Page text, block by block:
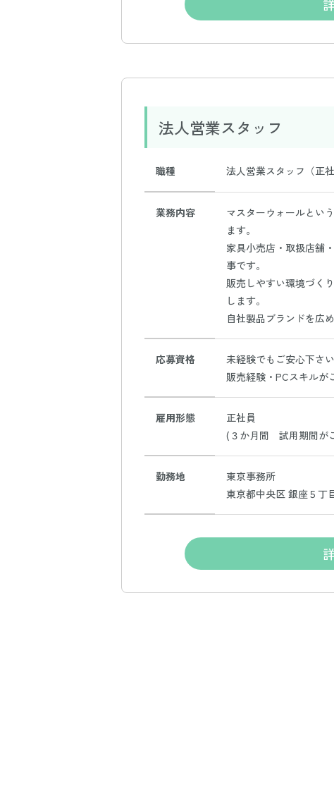
法人営業スタッフ
職種 法人営業スタッフ（正社
業務内容
マスターウォールとい
ます。
家具小売店・取扱店舗
事です。
販売しやすい環境づく
します。
自社製品ブランドを広
応募資格
未経験でもご安心下さい
販売経験・PCスキルが
雇用形態
正社員
(３か月間 試用期間が
勤務地
東京事務所
東京都中央区 銀座５丁